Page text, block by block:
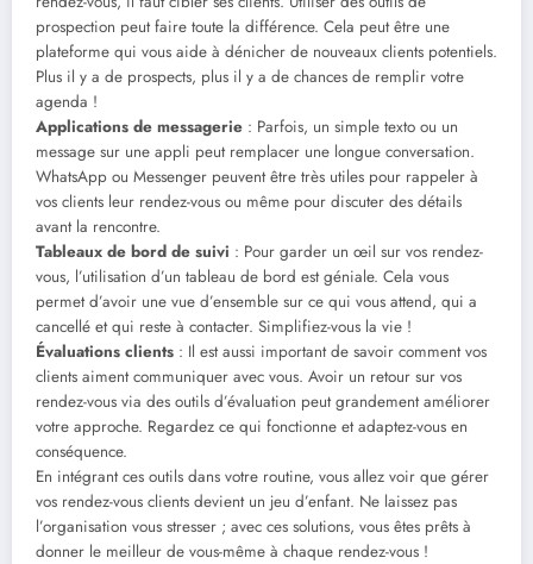
prospection peut faire toute la différence. Cela peut être une
plateforme qui vous aide à dénicher de nouveaux clients potentiels.
Plus il y a de prospects, plus il y a de chances de remplir votre
agenda !
Applications de messagerie : Parfois, un simple texto ou un
message sur une appli peut remplacer une longue conversation.
WhatsApp ou Messenger peuvent être très utiles pour rappeler à
vos clients leur rendez-vous ou même pour discuter des détails
avant la rencontre.
Tableaux de bord de suivi : Pour garder un œil sur vos rendez-
vous, l’utilisation d’un tableau de bord est géniale. Cela vous
permet d’avoir une vue d’ensemble sur ce qui vous attend, qui a
cancellé et qui reste à contacter. Simplifiez-vous la vie !
Évaluations clients : Il est aussi important de savoir comment vos
clients aiment communiquer avec vous. Avoir un retour sur vos
rendez-vous via des outils d’évaluation peut grandement améliorer
votre approche. Regardez ce qui fonctionne et adaptez-vous en
conséquence.
En intégrant ces outils dans votre routine, vous allez voir que gérer
vos rendez-vous clients devient un jeu d’enfant. Ne laissez pas
l’organisation vous stresser ; avec ces solutions, vous êtes prêts à
donner le meilleur de vous-même à chaque rendez-vous !